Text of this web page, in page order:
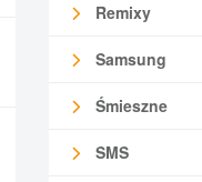
Remixy
Samsung
Śmieszne
SMS